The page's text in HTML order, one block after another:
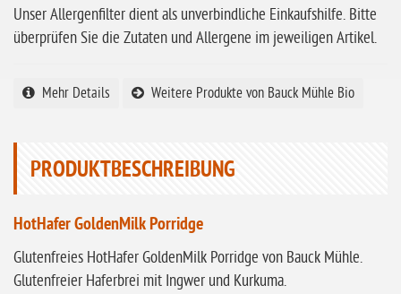
ohne Knoblauch
ohne Sellerie
ohne Palmöl
Unser Allergenfilter dient als unverbindliche Einkaufshilfe. Bitte
überprüfen Sie die Zutaten und Allergene im jeweiligen Artikel.
Mehr Details Weitere Produkte von Bauck Mühle Bio
PRODUKTBESCHREIBUNG
HotHafer GoldenMilk Porridge
Glutenfreies HotHafer GoldenMilk Porridge von Bauck Mühle.
Glutenfreier Haferbrei mit Ingwer und Kurkuma.